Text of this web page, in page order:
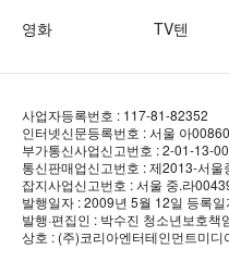
영화
TV텐
사업자등록번호 : 117-81-82352
인터넷신문등록번호 : 서울 아00860
부가통신사업신고번호 : 2-01-13-
통신판매업신고번호 : 제2013-서울
잡지사업신고번호 : 서울 중.라
발행일자 : 2009년 5월 12일 등록
발행·편집인 : 박수진 청소년보호책
상호 : (주)코리아엔터테인먼트미디